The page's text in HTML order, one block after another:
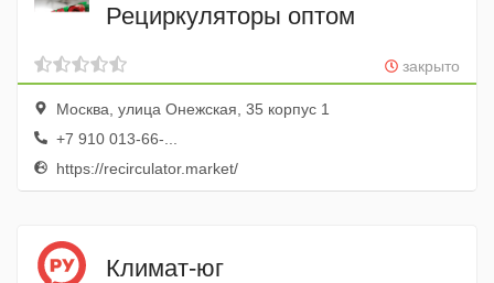
Рециркуляторы оптом
закрыто
Москва, улица Онежская, 35 корпус 1
+7 910 013-66-...
https://recirculator.market/
Климат-юг